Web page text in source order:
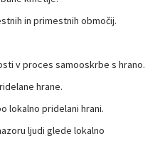
in primestnih območij.
v proces samooskrbe s hrano.
hrane.
lokalno pridelani hrani.
ljudi glede lokalno